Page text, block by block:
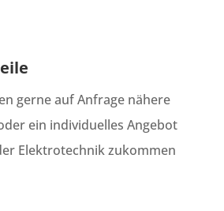
gerne auf Anfrage nähere
ein individuelles Angebot
Elektrotechnik zukommen